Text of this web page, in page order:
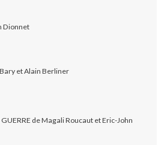
Dionnet
et Alain Berliner
GUERRE de Magali Roucaut et Eric-John